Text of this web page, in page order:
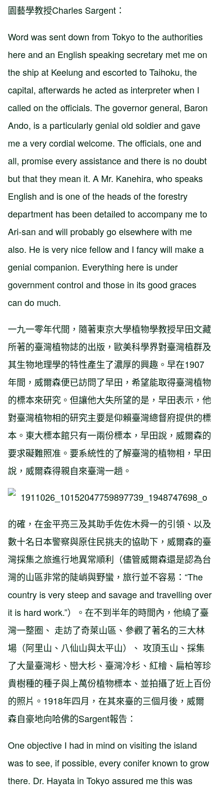
園藝學教授Charles Sargent：
Word was sent down from Tokyo to the authorities
here and an English speaking secretary met me on
the ship at Keelung and escorted to Taihoku, the
capital, afterwards he acted as interpreter when I
called on the officials. The governor general, Baron
Ando, is a particularly genial old soldier and gave
me a very cordial welcome. The officials, one and
all, promise every assistance and there is no doubt
but that they mean it. A Mr. Kanehira, who speaks
English and is one of the heads of the forestry
department has been detailed to accompany me to
Ari-san and will probably go elsewhere with me
also. He is very nice fellow and I fancy will make a
genial companion. Everything here is under
government control and those in its good graces
can do much.
一九一零年代間，隨著東京大學植物學教授早田文藏
所著的臺灣植物誌的出版，歐美科學界對臺灣植群及
其生物地理學的特性產生了濃厚的興趣。早在1907
年間，威爾森便已訪問了早田，希望能取得臺灣植物
的標本來研究。但讓他大失所望的是，早田表示，他
對臺灣植物相的研究主要是仰賴臺灣總督府提供的標
本。東大標本館只有一兩份標本，早田說，威爾森的
要求礙難照准。要系統性的了解臺灣的植物相，早田
說，威爾森得親自來臺灣一趟。
的確，在金平亮三及其助手佐佐木舜一的引領、以及
數十名日本警察與原住民挑夫的協助下，威爾森的臺
灣採集之旅進行地異常順利（儘管威爾森還是認為台
灣的山區非常的陡峭與野蠻，旅行並不容易：“The
country is very steep and savage and travelling over
it is hard work.”）。在不到半年的時間內，他繞了臺
灣一整圈、 走訪了奇萊山區、參觀了著名的三大林
場（阿里山、八仙山與太平山）、 攻頂玉山、採集
了大量臺灣杉、巒大杉、臺灣冷杉、紅檜、扁柏等珍
貴樹種的種子與上萬份植物標本、並拍攝了近上百份
的照片。1918年四月，在其來臺的三個月後，威爾
森自豪地向哈佛的Sargent報告：
One objective I had in mind on visiting the island
was to see, if possible, every conifer known to grow
there. Dr. Hayata in Tokyo assured me this was